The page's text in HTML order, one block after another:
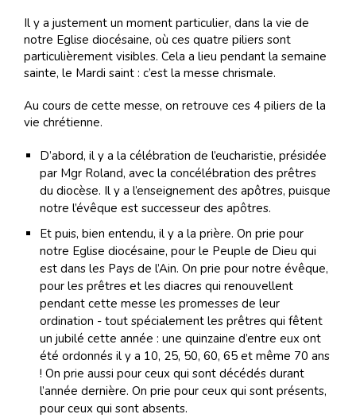
Il y a justement un moment particulier, dans la vie de
notre Eglise diocésaine, où ces quatre piliers sont
particulièrement visibles. Cela a lieu pendant la semaine
sainte, le Mardi saint : c’est la messe chrismale.
Au cours de cette messe, on retrouve ces 4 piliers de la
vie chrétienne.
D’abord, il y a la célébration de l’eucharistie, présidée
par Mgr Roland, avec la concélébration des prêtres
du diocèse. Il y a l’enseignement des apôtres, puisque
notre l’évêque est successeur des apôtres.
Et puis, bien entendu, il y a la prière. On prie pour
notre Eglise diocésaine, pour le Peuple de Dieu qui
est dans les Pays de l’Ain. On prie pour notre évêque,
pour les prêtres et les diacres qui renouvellent
pendant cette messe les promesses de leur
ordination - tout spécialement les prêtres qui fêtent
un jubilé cette année : une quinzaine d’entre eux ont
été ordonnés il y a 10, 25, 50, 60, 65 et même 70 ans
! On prie aussi pour ceux qui sont décédés durant
l’année dernière. On prie pour ceux qui sont présents,
pour ceux qui sont absents.